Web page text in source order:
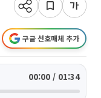
구글 선호매체 추가
00:00 / 01:34